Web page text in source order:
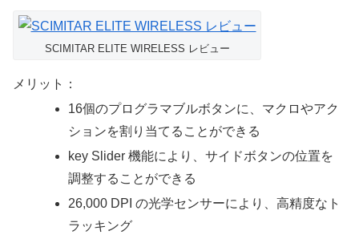
SCIMITAR ELITE WIRELESS レビュー
メリット：
16個のプログラマブルボタンに、マクロやアク
ションを割り当てることができる
key Slider 機能により、サイドボタンの位置を
調整することができる
26,000 DPI の光学センサーにより、高精度なト
ラッキング